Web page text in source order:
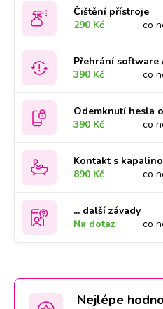
Čištění přístroje
290 Kč
co
Přehrání software
390 Kč
co
Odemknutí hesla
390 Kč
co
Kontakt s
890 Kč
co
... další závady
Na dotaz
co
Nejlépe